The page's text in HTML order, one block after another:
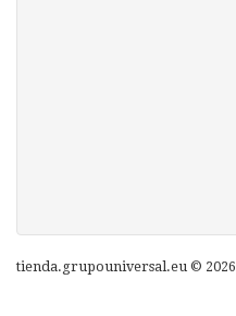
tienda.grupouniversal.eu © 2026